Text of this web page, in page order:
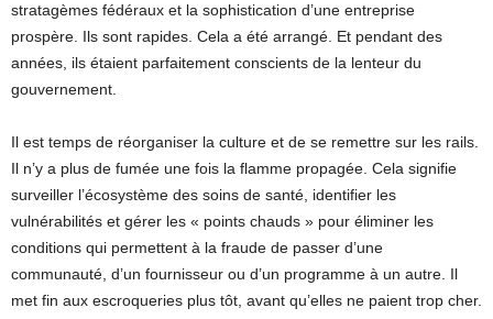
stratagèmes fédéraux et la sophistication d’une entreprise
prospère. Ils sont rapides. Cela a été arrangé. Et pendant des
années, ils étaient parfaitement conscients de la lenteur du
gouvernement.
Il est temps de réorganiser la culture et de se remettre sur les rails.
Il n’y a plus de fumée une fois la flamme propagée. Cela signifie
surveiller l’écosystème des soins de santé, identifier les
vulnérabilités et gérer les « points chauds » pour éliminer les
conditions qui permettent à la fraude de passer d’une
communauté, d’un fournisseur ou d’un programme à un autre. Il
met fin aux escroqueries plus tôt, avant qu’elles ne paient trop cher.